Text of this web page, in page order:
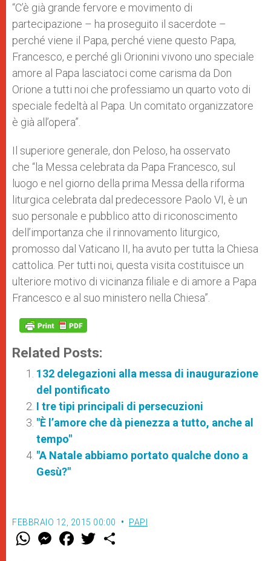
“C’è già grande fervore e movimento di
partecipazione – ha proseguito il sacerdote –
perché viene il Papa, perché viene questo Papa,
Francesco, e perché gli Orionini vivono uno speciale
amore al Papa lasciatoci come carisma da Don
Orione a tutti noi che professiamo un quarto voto di
speciale fedeltà al Papa. Un comitato organizzatore
è già all’opera”.
Il superiore generale, don Peloso, ha osservato
che “la Messa celebrata da Papa Francesco, sul
luogo e nel giorno della prima Messa della riforma
liturgica celebrata dal predecessore Paolo VI, è un
suo personale e pubblico atto di riconoscimento
dell’importanza che il rinnovamento liturgico,
promosso dal Vaticano II, ha avuto per tutta la Chiesa
cattolica. Per tutti noi, questa visita costituisce un
ulteriore motivo di vicinanza filiale e di amore a Papa
Francesco e al suo ministero nella Chiesa”.
Related Posts:
132 delegazioni alla messa di inaugurazione
del pontificato
I tre tipi principali di persecuzioni
"È l’amore che dà pienezza a tutto, anche al
tempo"
"A Natale abbiamo portato qualche dono a
Gesù?"
FEBBRAIO 12, 2015 00:00 PAPI
W M
e
F
a w